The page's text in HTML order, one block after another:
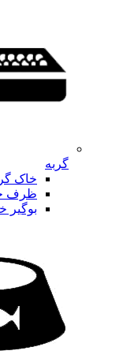
گربه
خاک
ظرف
بوگیر